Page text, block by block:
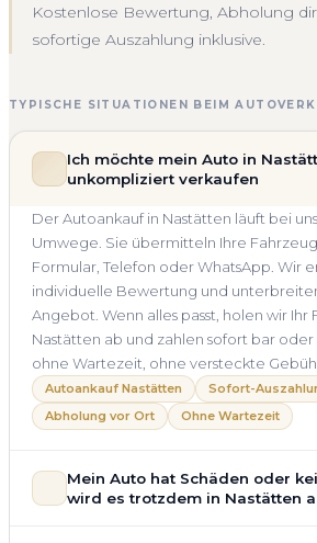
Kostenlose Bewertung, Abholung
sofortige Auszahlung inklusive.
TYPISCHE SITUATIONEN BEIM
Ich möchte mein Auto in
unkompliziert verkaufen
Der Autoankauf in Nastätten läuft bei
Umwege. Sie übermitteln Ihre
Formular, Telefon oder WhatsApp. Wir
individuelle Bewertung und
Angebot. Wenn alles passt, holen wir Ihr
Nastätten ab und zahlen sofort bar
ohne Wartezeit, ohne versteckte
Autoankauf Nastätten
Sofort-
Abholung vor Ort
Ohne Wartezeit
Mein Auto hat Schäden oder
wird es trotzdem in Nastätten